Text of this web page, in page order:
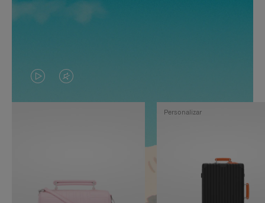
EL
VÍDEO
PULSE
EL
SONIDO
DESACTIVADO:
Personalizar